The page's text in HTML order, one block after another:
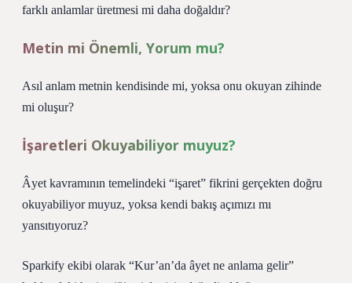
farklı anlamlar üretmesi mi daha doğaldır?
Metin mi Önemli, Yorum mu?
Asıl anlam metnin kendisinde mi, yoksa onu okuyan zihinde
mi oluşur?
İşaretleri Okuyabiliyor muyuz?
Âyet kavramının temelindeki “işaret” fikrini gerçekten doğru
okuyabiliyor muyuz, yoksa kendi bakış açımızı mı
yansıtıyoruz?
Sparkify ekibi olarak “Kur’an’da âyet ne anlama gelir”